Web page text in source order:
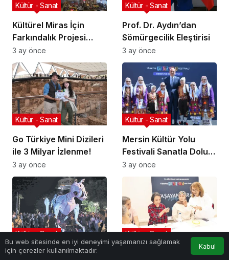
Kültürel Miras İçin
Farkındalık Projesi
Başlıyor
Kültür - Sanat
3 ay önce
Prof. Dr. Aydın’dan
Sömürgecilik Eleştirisi
Kültür - Sanat
3 ay önce
Go Türkiye Mini Dizileri
ile 3 Milyar İzlenme!
Kültür - Sanat
3 ay önce
Mersin Kültür Yolu
Festivali Sanatla Dolu
Geçiyor!
Kültür - Sanat
3 ay önce
Antalya Tiyatro
Kültür - Sanat Kültür - Sanat
Bu web sitesinde en iyi deneyimi yaşamanızı sağlamak
için çerezler kullanılmaktadır.
Kabul